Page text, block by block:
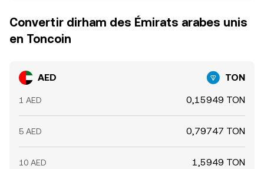
Convertir dirham des Émirats arabes unis
en Toncoin
AED TON
1 AED 0,15949 TON
5 AED 0,79747 TON
10 AED 1,5949 TON